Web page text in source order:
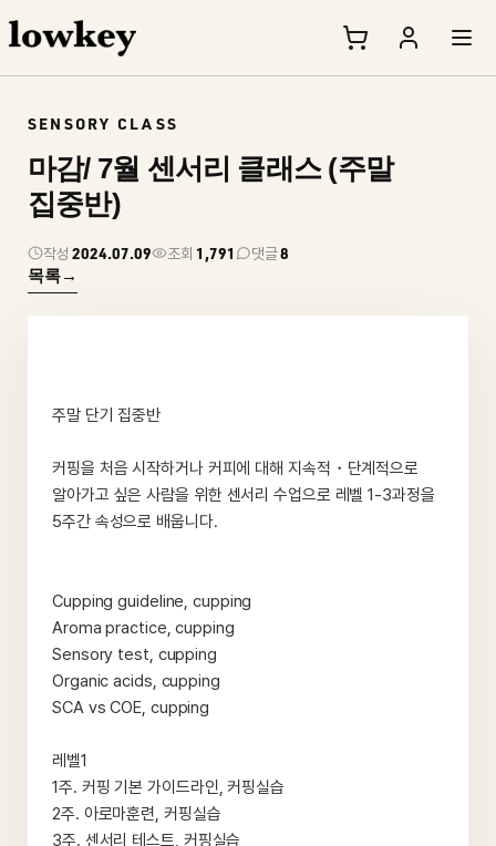
SENSORY CLASS
마감/ 7월 센서리 클래스 (주말
집중반)
작성 2024.07.09 조회 1,791 댓글8
목록→
주말 단기 집중반
커핑을 처음 시작하거나 커피에 대해 지속적・단계적으로
알아가고 싶은 사람을 위한 센서리 수업으로 레벨 1-3과정을
5주간 속성으로 배웁니다.
Cupping guideline, cupping
Aroma practice, cupping
Sensory test, cupping
Organic acids, cupping
SCA vs COE, cupping
레벨1
1주. 커핑 기본 가이드라인, 커핑실습
2주. 아로마훈련, 커핑실습
3주. 센서리 테스트, 커핑실습